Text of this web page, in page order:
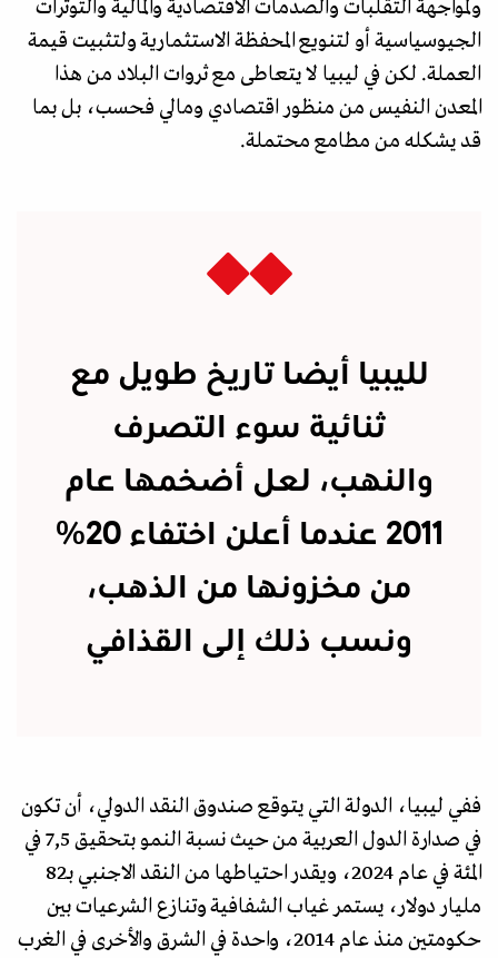
ولمواجهة التقلبات والصدمات الاقتصادية والمالية والتوترات
الجيوسياسية أو لتنويع المحفظة الاستثمارية ولتثبيت قيمة
العملة. لكن في ليبيا لا يتعاطى مع ثروات البلاد من هذا
المعدن النفيس من منظور اقتصادي ومالي فحسب، بل بما
قد يشكله من مطامع محتملة.
لليبيا أيضا تاريخ طويل مع
ثنائية سوء التصرف
والنهب، لعل أضخمها عام
2011 عندما أعلن اختفاء 20%
من مخزونها من الذهب،
ونسب ذلك إلى القذافي
ففي ليبيا، الدولة التي يتوقع صندوق النقد الدولي، أن تكون
في صدارة الدول العربية من حيث نسبة النمو بتحقيق 7,5 في
المئة في عام 2024، ويقدر احتياطها من النقد الاجنبي بـ82
مليار دولار، يستمر غياب الشفافية وتنازع الشرعيات بين
حكومتين منذ عام 2014، واحدة في الشرق والأخرى في الغرب